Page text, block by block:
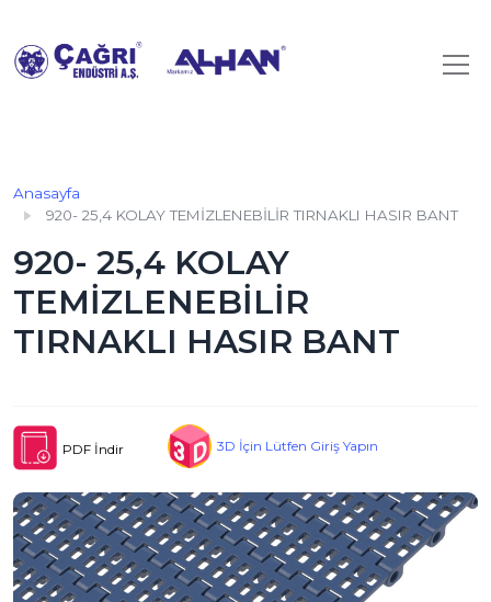
Anasayfa
920- 25,4 KOLAY TEMİZLENEBİLİR TIRNAKLI HASIR BANT
920- 25,4 KOLAY
TEMİZLENEBİLİR
TIRNAKLI HASIR BANT
PDF İndir 3D İçin Lütfen Giriş Yapın